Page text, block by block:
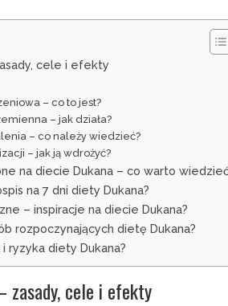
cele i efekty
– co to jest?
– jak działa?
– co należy wiedzieć?
– jak ją wdrożyć?
na diecie Dukana – co warto
na 7 dni diety Dukana?
– inspiracje na diecie Dukana?
rozpoczynających dietę Dukana?
ryzyka diety Dukana?
zasady, cele i efekty